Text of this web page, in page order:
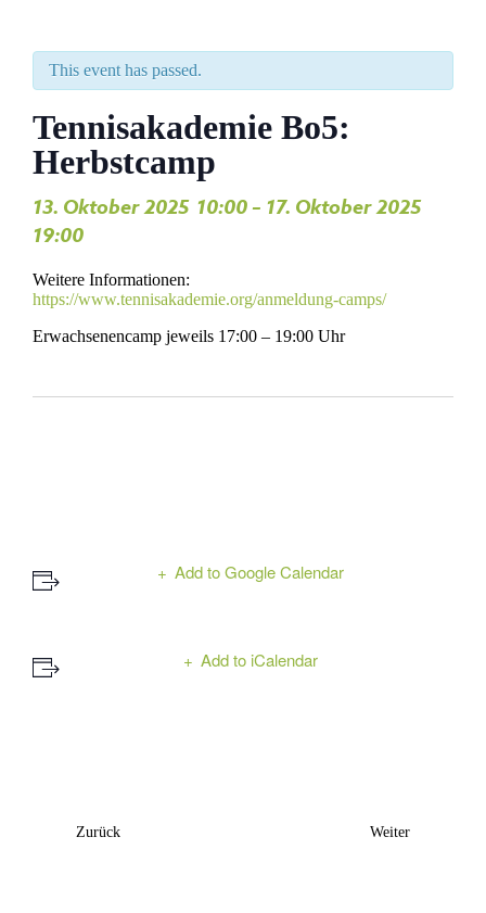
This event has passed.
Tennisakademie Bo5:
Herbstcamp
13. Oktober 2025 10:00– 17. Oktober 2025
19:00
Weitere Informationen:
https://www.tennisakademie.org/anmeldung-camps/
Erwachsenencamp jeweils 17:00 – 19:00 Uhr
Add to Google Calendar
Add to iCalendar
Navigation
Zurück Weiter